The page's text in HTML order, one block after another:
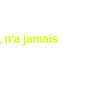
n'a jamais